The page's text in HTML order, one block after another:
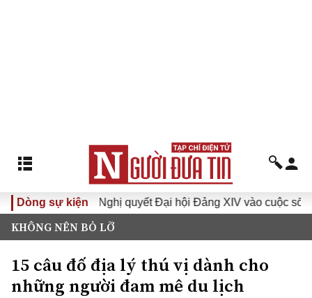
Dòng sự kiện
XVI Đưa Nghị quyết Đại hội Đảng XIV vào cuộc sống
KHÔNG NÊN BỎ LỠ
15 câu đố địa lý thú vị dành cho
những người đam mê du lịch